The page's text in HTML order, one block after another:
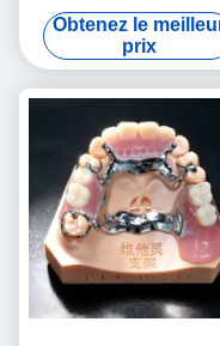
surdentée Prothèse
amovible
Obtenez le
prix